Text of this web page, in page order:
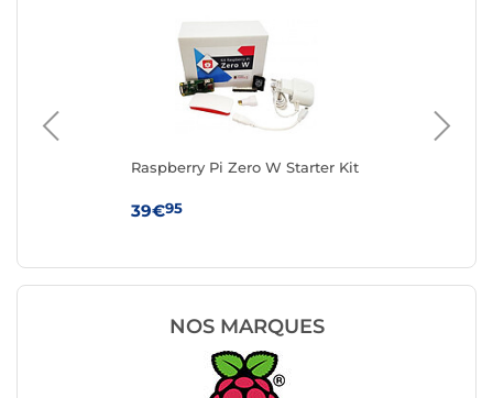
Raspberry Pi Zero W Starter Kit
39€95
NOS MARQUES